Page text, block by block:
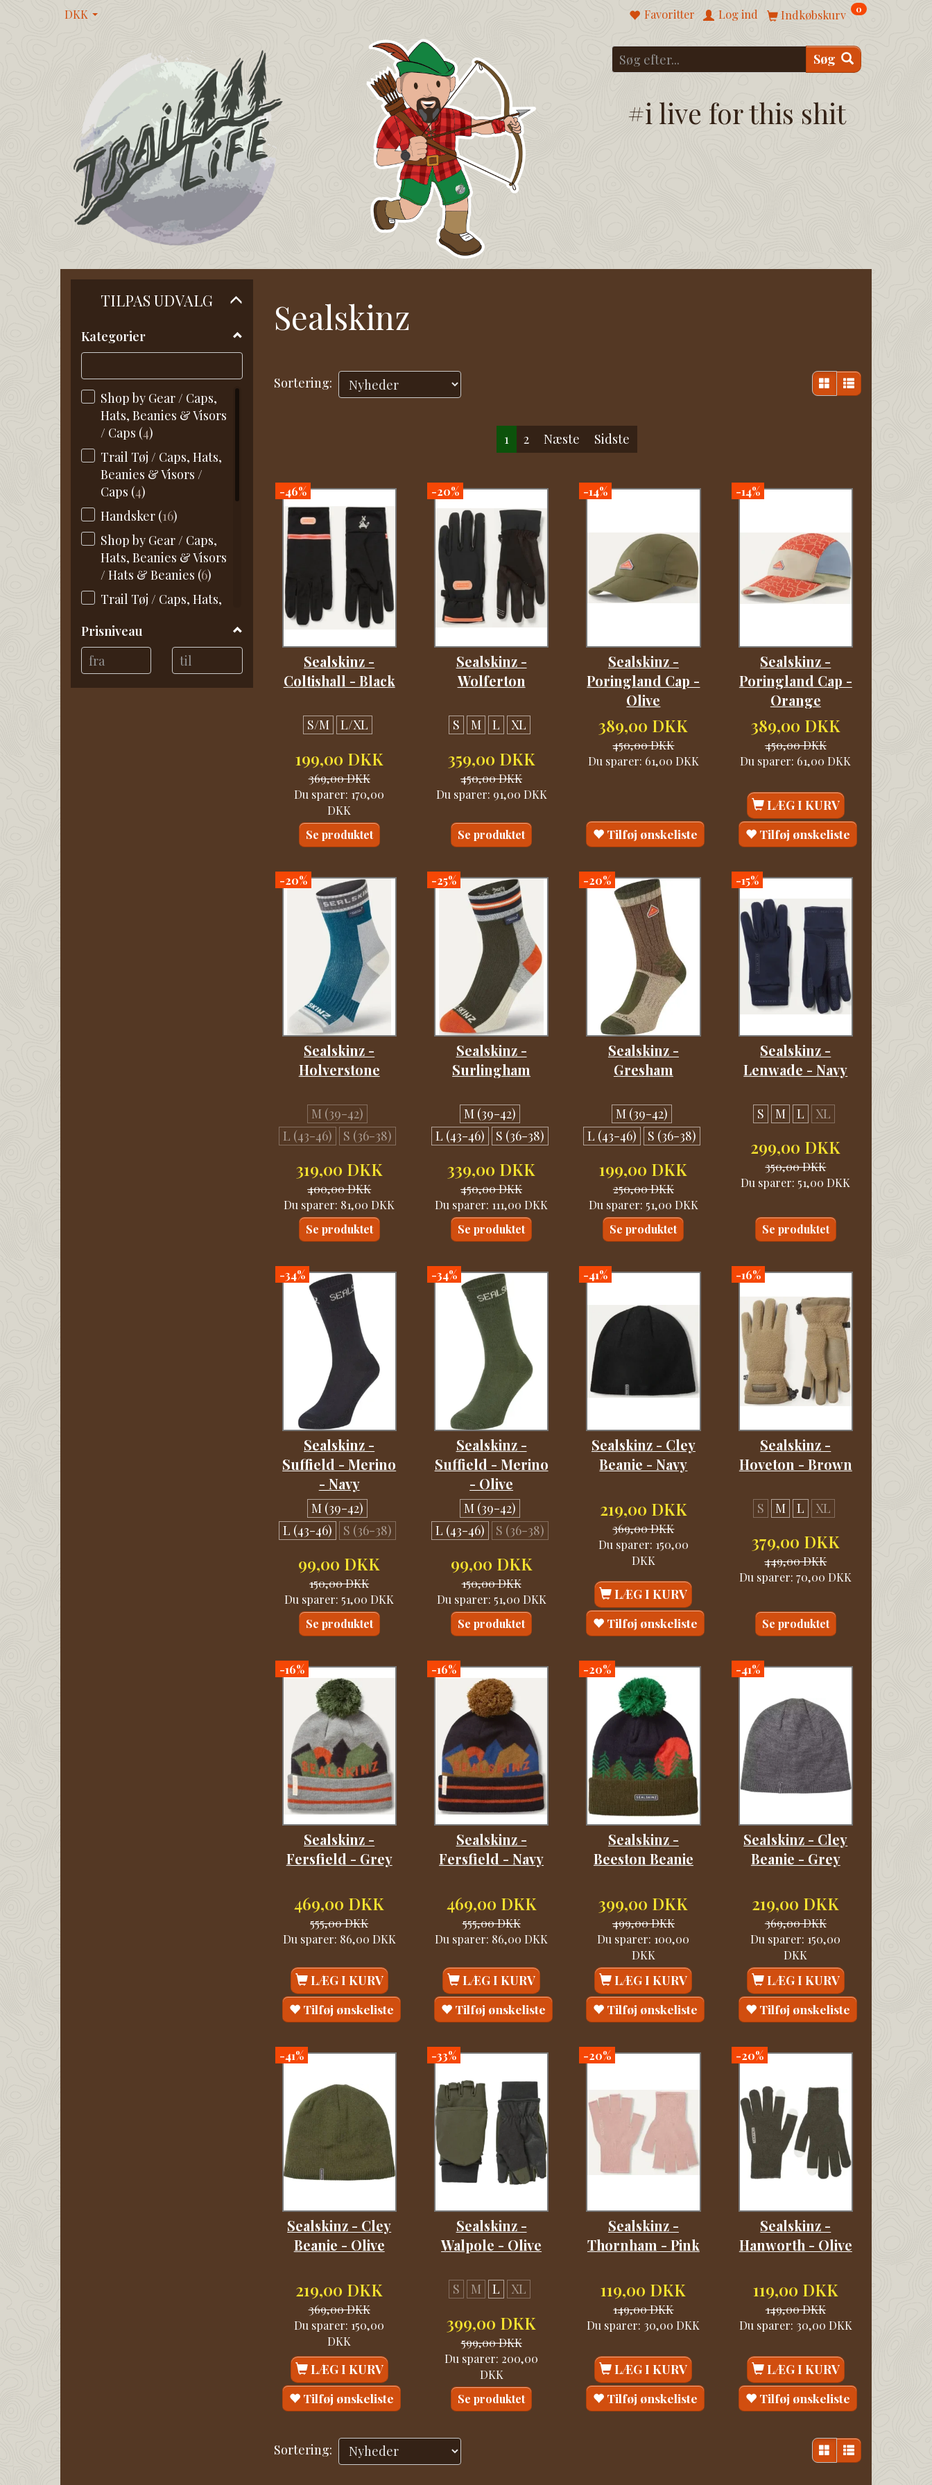
DKK Indkøbskurv 0
Favoritter Log ind
Søg
#i live for this shit
TILPAS UDVALG
filter
Kategorier
Shop by Gear / Caps,
Hats, Beanies & Visors
/ Caps (4)
Trail Tøj / Caps, Hats,
Beanies & Visors /
Caps (4)
Handsker (16)
Shop by Gear / Caps,
Hats, Beanies & Visors
/ Hats & Beanies (6)
Trail Tøj / Caps, Hats,
& Beanies
Brands / Sealskinz
Prisniveau
Sealskinz
Sortering:
1 2 Næste Sidste
-46%
Sealskinz -
Coltishall - Black
S/M L/XL
199,00 DKK
369,00 DKK
Du sparer: 170,00
DKK
Se produktet
-20%
Sealskinz -
Wolferton
S M L XL
359,00 DKK
450,00 DKK
Du sparer: 91,00 DKK
Se produktet
-14%
Sealskinz -
Poringland Cap -
Olive
389,00 DKK
450,00 DKK
Du sparer: 61,00 DKK
Tilføj ønskeliste
-14%
Sealskinz -
Poringland Cap -
Orange
389,00 DKK
450,00 DKK
Du sparer: 61,00 DKK
LÆG I KURV
Tilføj ønskeliste
-20%
Sealskinz -
Holverstone
M (39-42)
L (43-46)
S (36-38)
319,00 DKK
400,00 DKK
Du sparer: 81,00 DKK
Se produktet
-25%
Sealskinz -
Surlingham
M (39-42)
L (43-46)
S (36-38)
339,00 DKK
450,00 DKK
Du sparer: 111,00 DKK
Se produktet
-20%
Sealskinz -
Gresham
M (39-42)
L (43-46)
S (36-38)
199,00 DKK
250,00 DKK
Du sparer: 51,00 DKK
Se produktet
-15%
Sealskinz -
Lenwade - Navy
S M L XL
299,00 DKK
350,00 DKK
Du sparer: 51,00 DKK
Se produktet
-34%
Sealskinz -
Suffield - Merino
- Navy
M (39-42)
L (43-46)
S (36-38)
99,00 DKK
150,00 DKK
Du sparer: 51,00 DKK
Se produktet
-34%
Sealskinz -
Suffield - Merino
- Olive
M (39-42)
L (43-46)
S (36-38)
99,00 DKK
150,00 DKK
Du sparer: 51,00 DKK
Se produktet
-41%
Sealskinz - Cley
Beanie - Navy
219,00 DKK
369,00 DKK
Du sparer: 150,00
DKK
LÆG I KURV
Tilføj ønskeliste
-16%
Sealskinz -
Hoveton - Brown
S M L XL
379,00 DKK
449,00 DKK
Du sparer:70,00 DKK
Se produktet
-16%
Sealskinz -
Fersfield - Grey
469,00 DKK
555,00 DKK
Du sparer: 86,00 DKK
LÆG I KURV
Tilføj ønskeliste
-16%
Sealskinz -
Fersfield - Navy
469,00 DKK
555,00 DKK
Du sparer: 86,00 DKK
LÆG I KURV
Tilføj ønskeliste
-20%
Sealskinz -
Beeston Beanie
399,00 DKK
499,00 DKK
Du sparer: 100,00
DKK
LÆG I KURV
Tilføj ønskeliste
-41%
Sealskinz - Cley
Beanie - Grey
219,00 DKK
369,00 DKK
Du sparer: 150,00
DKK
LÆG I KURV
Tilføj ønskeliste
-41%
Sealskinz - Cley
Beanie - Olive
219,00 DKK
369,00 DKK
Du sparer: 150,00
DKK
LÆG I KURV
Tilføj ønskeliste
-33%
Sealskinz -
Walpole - Olive
S M L XL
399,00 DKK
599,00 DKK
Du sparer: 200,00
DKK
Se produktet
-20%
Sealskinz -
Thornham - Pink
119,00 DKK
149,00 DKK
Du sparer: 30,00 DKK
LÆG I KURV
Tilføj ønskeliste
-20%
Sealskinz -
Hanworth - Olive
119,00 DKK
149,00 DKK
Du sparer: 30,00 DKK
LÆG I KURV
Tilføj ønskeliste
Sortering: